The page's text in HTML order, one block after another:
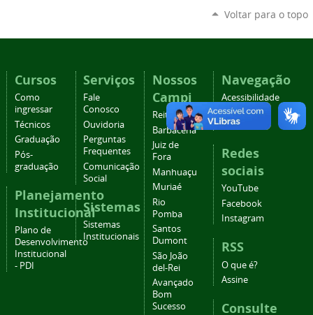
Voltar para o topo
Cursos
Como
ingressar
Técnicos
Graduação
Pós-
graduação
Planejamento
Institucional
Plano de
Desenvolvimento
Institucional
- PDI
Serviços
Fale
Conosco
Ouvidoria
Perguntas
Frequentes
Comunicação
Social
Sistemas
Sistemas
Institucionais
Nossos
Campi
Reitoria
Barbacena
Juiz de
Fora
Manhuaçu
Muriaé
Rio
Pomba
Santos
Dumont
São João
del-Rei
Avançado
Bom
Sucesso
Navegação
Acessibilidade
Mapa do
site
Redes
sociais
YouTube
Facebook
Instagram
RSS
O que é?
Assine
Consulte